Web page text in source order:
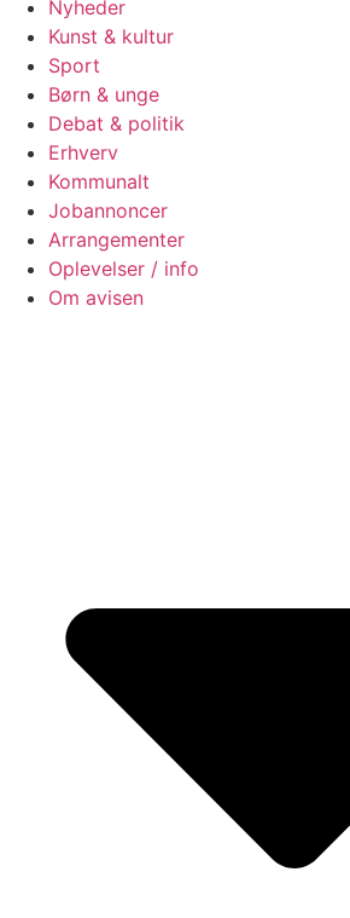
Nyheder
Kunst & kultur
Sport
Børn & unge
Debat & politik
Erhverv
Kommunalt
Jobannoncer
Arrangementer
Oplevelser / info
Om avisen